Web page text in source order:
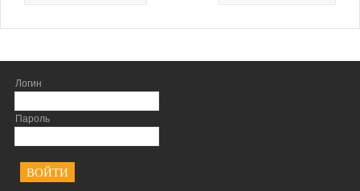
Логин
Пароль